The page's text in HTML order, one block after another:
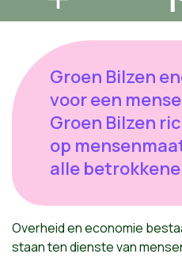
Groen Bilzen
voor een
Groen Bilzen
op
alle
Overheid en economie
staan ten dienste van